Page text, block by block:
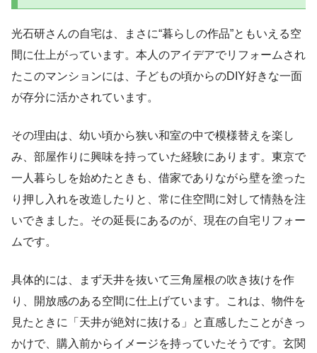
光石研さんの自宅は、まさに“暮らしの作品”ともいえる空
間に仕上がっています。本人のアイデアでリフォームされ
たこのマンションには、子どもの頃からのDIY好きな一面
が存分に活かされています。
その理由は、幼い頃から狭い和室の中で模様替えを楽し
み、部屋作りに興味を持っていた経験にあります。東京で
一人暮らしを始めたときも、借家でありながら壁を塗った
り押し入れを改造したりと、常に住空間に対して情熱を注
いできました。その延長にあるのが、現在の自宅リフォー
ムです。
具体的には、まず天井を抜いて三角屋根の吹き抜けを作
り、開放感のある空間に仕上げています。これは、物件を
見たときに「天井が絶対に抜ける」と直感したことがきっ
かけで、購入前からイメージを持っていたそうです。玄関